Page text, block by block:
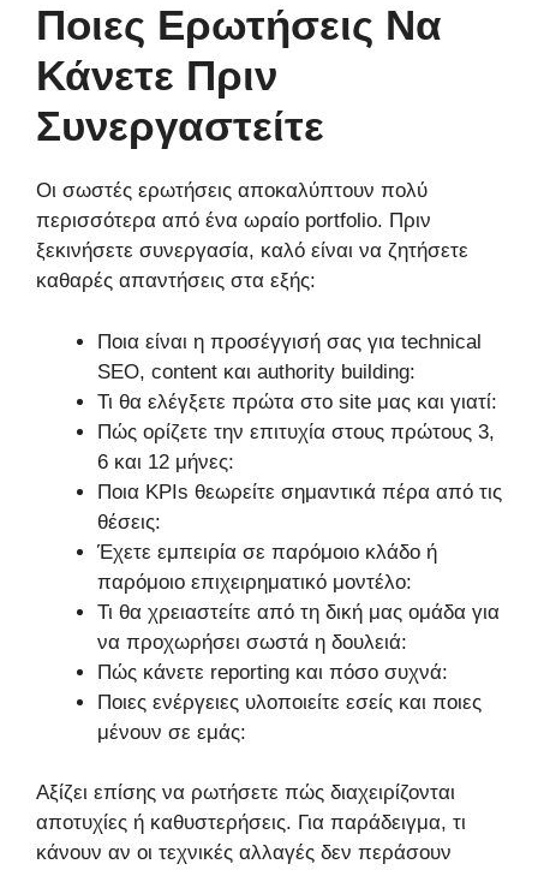
Ποιες Ερωτήσεις Να
Κάνετε Πριν
Συνεργαστείτε
Οι σωστές ερωτήσεις αποκαλύπτουν πολύ
περισσότερα από ένα ωραίο portfolio. Πριν
ξεκινήσετε συνεργασία, καλό είναι να ζητήσετε
καθαρές απαντήσεις στα εξής:
Ποια είναι η προσέγγισή σας για technical
SEO, content και authority building:
Τι θα ελέγξετε πρώτα στο site μας και γιατί:
Πώς ορίζετε την επιτυχία στους πρώτους 3,
6 και 12 μήνες:
Ποια KPIs θεωρείτε σημαντικά πέρα από τις
θέσεις:
Έχετε εμπειρία σε παρόμοιο κλάδο ή
παρόμοιο επιχειρηματικό μοντέλο:
Τι θα χρειαστείτε από τη δική μας ομάδα για
να προχωρήσει σωστά η δουλειά:
Πώς κάνετε reporting και πόσο συχνά:
Ποιες ενέργειες υλοποιείτε εσείς και ποιες
μένουν σε εμάς:
Αξίζει επίσης να ρωτήσετε πώς διαχειρίζονται
αποτυχίες ή καθυστερήσεις. Για παράδειγμα, τι
κάνουν αν οι τεχνικές αλλαγές δεν περάσουν